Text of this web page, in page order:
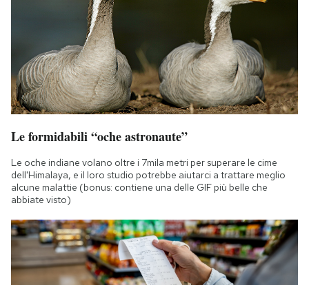
Le formidabili “oche astronaute”
Le oche indiane volano oltre i 7mila metri per superare le cime
dell'Himalaya, e il loro studio potrebbe aiutarci a trattare meglio
alcune malattie (bonus: contiene una delle GIF più belle che
abbiate visto)